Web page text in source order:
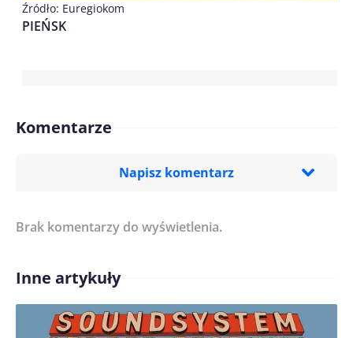
Źródło: Euregiokom
PIEŃSK
Komentarze
Napisz komentarz
Treść komentarza*
Imię/ Nick*
Brak komentarzy do wyświetlenia.
Inne artykuły